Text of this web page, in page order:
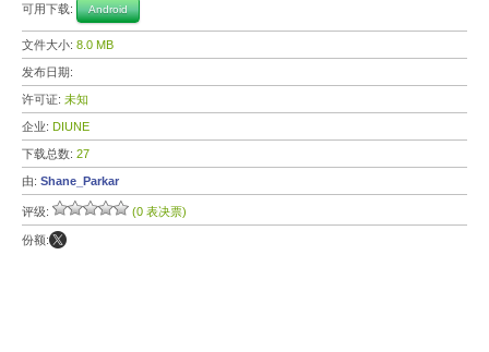
可用下载: Android
文件大小: 8.0 MB
发布日期:
许可证: 未知
企业: DIUNE
下载总数: 27
由: Shane_Parkar
评级: (0 表决票)
份额: